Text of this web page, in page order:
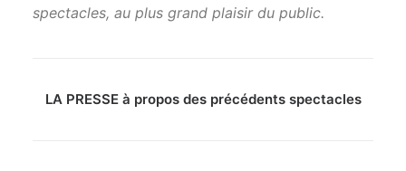
spectacles, au plus grand plaisir du public.
LA PRESSE à propos des précédents spectacles